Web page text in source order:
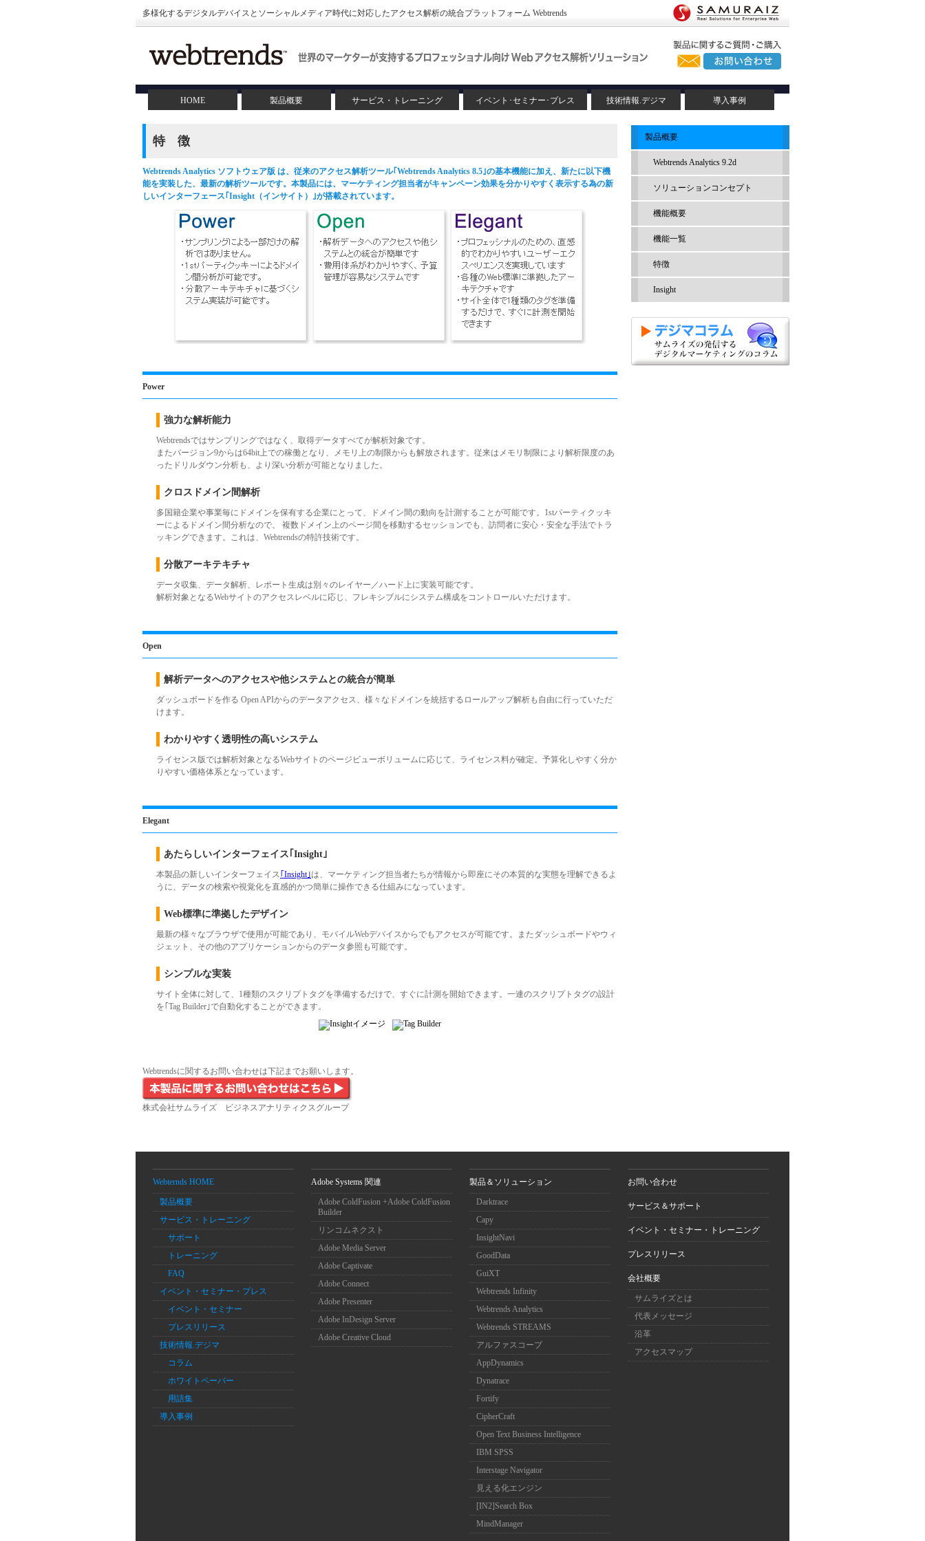
多様化するデジタルデバイスとソーシャルメディア時代に対応したアクセス解析の統合プラットフォーム Webtrends
HOME 製品概要 サービス・トレーニング イベント･セミナー･プレス 技術情報.デジマ 導入事例
特 徴
Webtrends Analytics ソフトウェア版 は、従来のアクセス解析ツール｢Webtrends Analytics 8.5｣の基本機能に加え、新たに以下機
能を実装した、最新の解析ツールです。本製品には、マーケティング担当者がキャンペーン効果を分かりやすく表示する為の新
しいインターフェース｢Insight（インサイト）｣が搭載されています。
Power
強力な解析能力
Webtrendsではサンプリングではなく、取得データすべてが解析対象です。
またバージョン9からは64bit上での稼働となり、メモリ上の制限からも解放されます。従来はメモリ制限により解析限度のあ
ったドリルダウン分析も、より深い分析が可能となりました。
クロスドメイン間解析
多国籍企業や事業毎にドメインを保有する企業にとって、ドメイン間の動向を計測することが可能です。1stパーティクッキ
ーによるドメイン間分析なので、 複数ドメイン上のページ間を移動するセッションでも、訪問者に安心・安全な手法でトラ
ッキングできます。これは、Webtrendsの特許技術です。
分散アーキテキチャ
データ収集、データ解析、レポート生成は別々のレイヤー／ハード上に実装可能です。
解析対象となるWebサイトのアクセスレベルに応じ、フレキシブルにシステム構成をコントロールいただけます。
Open
解析データへのアクセスや他システムとの統合が簡単
ダッシュボードを作る Open APIからのデータアクセス、様々なドメインを統括するロールアップ解析も自由に行っていただ
けます。
わかりやすく透明性の高いシステム
ライセンス版では解析対象となるWebサイトのページビューボリュームに応じて、ライセンス料が確定。予算化しやすく分か
りやすい価格体系となっています。
Elegant
あたらしいインターフェイス｢Insight｣
本製品の新しいインターフェイス｢Insight｣は、マーケティング担当者たちが情報から即座にその本質的な実態を理解できるよ
うに、データの検索や視覚化を直感的かつ簡単に操作できる仕組みになっています。
Web標準に準拠したデザイン
最新の様々なブラウザで使用が可能であり、モバイルWebデバイスからでもアクセスが可能です。またダッシュボードやウィ
ジェット、その他のアプリケーションからのデータ参照も可能です。
シンプルな実装
サイト全体に対して、1種類のスクリプトタグを準備するだけで、すぐに計測を開始できます。一連のスクリプトタグの設計
を｢Tag Builder｣で自動化することができます。
Webtrendsに関するお問い合わせは下記までお願いします。
株式会社サムライズ ビジネスアナリティクスグループ
製品概要
Webtrends Analytics 9.2d
ソリューションコンセプト
機能概要
機能一覧
特徴
Insight
Webternds HOME
製品概要
サービス・トレーニング
サポート
トレーニング
FAQ
イベント・セミナー・プレス
イベント・セミナー
プレスリリース
技術情報.デジマ
コラム
ホワイトペーパー
用語集
導入事例
Adobe Systems 関連
Adobe ColdFusion +Adobe ColdFusion
Builder
リンコムネクスト
Adobe Media Server
Adobe Captivate
Adobe Connect
Adobe Presenter
Adobe InDesign Server
Adobe Creative Cloud
製品＆ソリューション
Darktrace
Capy
InsightNavi
GoodData
GuiXT
Webtrends Infinity
Webtrends Analytics
Webtrends STREAMS
アルファスコープ
AppDynamics
Dynatrace
Fortify
CipherCraft
Open Text Business Intelligence
IBM SPSS
Interstage Navigator
見える化エンジン
[IN2]Search Box
MindManager
お問い合わせ
サービス＆サポート
イベント・セミナー・トレーニング
プレスリリース
会社概要
サムライズとは
代表メッセージ
沿革
アクセスマップ